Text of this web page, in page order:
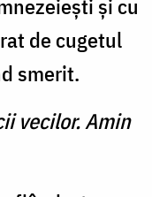
şi cu
de cugetul
smerit.
vecilor. Amin